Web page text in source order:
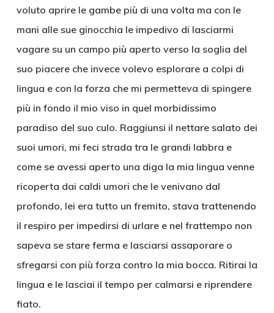
voluto aprire le gambe più di una volta ma con le
mani alle sue ginocchia le impedivo di lasciarmi
vagare su un campo più aperto verso la soglia del
suo piacere che invece volevo esplorare a colpi di
lingua e con la forza che mi permetteva di spingere
più in fondo il mio viso in quel morbidissimo
paradiso del suo culo. Raggiunsi il nettare salato dei
suoi umori, mi feci strada tra le grandi labbra e
come se avessi aperto una diga la mia lingua venne
ricoperta dai caldi umori che le venivano dal
profondo, lei era tutto un fremito, stava trattenendo
il respiro per impedirsi di urlare e nel frattempo non
sapeva se stare ferma e lasciarsi assaporare o
sfregarsi con più forza contro la mia bocca. Ritirai la
lingua e le lasciai il tempo per calmarsi e riprendere
fiato.